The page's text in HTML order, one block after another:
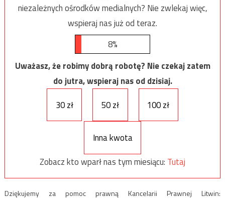
niezależnych ośrodków medialnych? Nie zwlekaj więc,
wspieraj nas już od teraz.
8%
Uważasz, że robimy dobrą robotę? Nie czekaj zatem
do jutra, wspieraj nas od dzisiaj.
30 zł
50 zł 100 zł
Inna kwota
Zobacz kto wparł nas tym miesiącu: Tutaj
Dziękujemy za pomoc prawną Kancelarii Prawnej Litwin: